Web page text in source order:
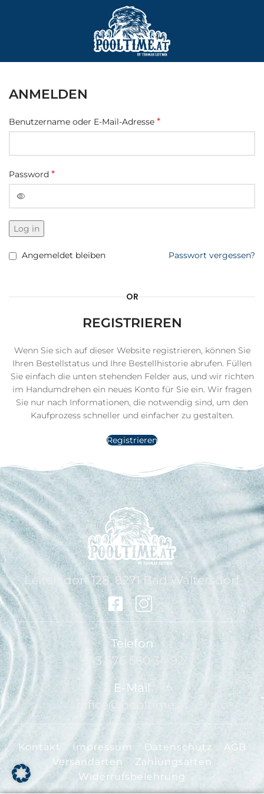
ANMELDEN
Benutzername oder E-Mail-Adresse *
Password *
Log in
Passwort vergessen?
Angemeldet bleiben
OR
REGISTRIEREN
Wenn Sie sich auf dieser Website registrieren, können Sie
Ihren Bestellstatus und Ihre Bestellhistorie abrufen. Füllen
Sie einfach die unten stehenden Felder aus, und wir richten
im Handumdrehen ein neues Konto für Sie ein. Wir fragen
Sie nur nach Informationen, die notwendig sind, um den
Kaufprozess schneller und einfacher zu gestalten.
Registrieren
Leitersdorf 128, 8271 Bad Waltersdorf
Telefon
+43 676 560 34 92
E-Mail
office@pooltime.at
Kontakt Impressum Datenschutz
AGB
Versandarten
Zahlungsarten
Widerrufsbelehrung